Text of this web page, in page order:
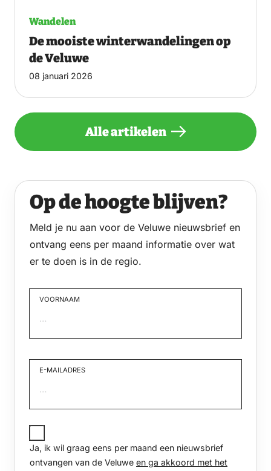
Wandelen
De mooiste winterwandelingen op
de Veluwe
08 januari 2026
Alle artikelen
Op de hoogte blijven?
Meld je nu aan voor de Veluwe nieuwsbrief en
ontvang eens per maand informatie over wat
er te doen is in de regio.
VOORNAAM
E-MAILADRES
JA,
IK
WIL
GRAAG
Ja, ik wil graag eens per maand een nieuwsbrief
ontvangen van de Veluwe en ga akkoord met het